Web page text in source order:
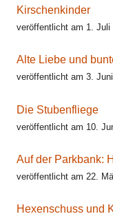
Kirschenkinder
veröffentlicht am 1. Juli
Alte Liebe und
veröffentlicht am 3.
Die Stubenfliege
veröffentlicht am 10.
Auf der Parkbank:
veröffentlicht am 22.
Hexenschuss und